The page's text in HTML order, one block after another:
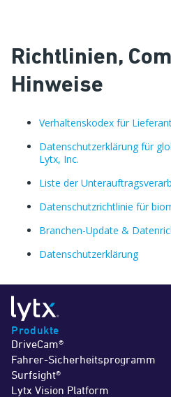
Richtlinien,
Hinweise
Verhaltenskodex für
Datenschutzerklärung für
Lytx, Inc.
Liste der
Datenschutzrichtlinie für
Branchen-Update &
Datenschutzerklärung
Produkte
DriveCam®
Fahrer-Sicherheitsprogramm
Surfsight®
Lytx Vision Platform